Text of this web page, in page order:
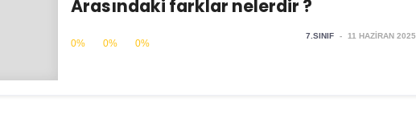
Arasındaki farklar nelerdir ?
0% 0% 0%
7.SINIF - 11 HAZIRAN 2025